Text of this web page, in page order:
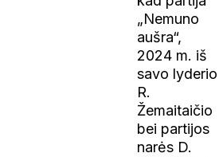
„Nemuno
aušra“,
2024 m. iš
savo lyderio
R.
Žemaitaičio
bei partijos
narės D.